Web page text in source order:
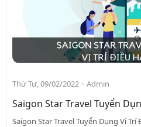
Thứ Tư, 09/02/2022 - Admin
Saigon Star Travel Tuyển
Saigon Star Travel Tuyển Dụng Vị Trí